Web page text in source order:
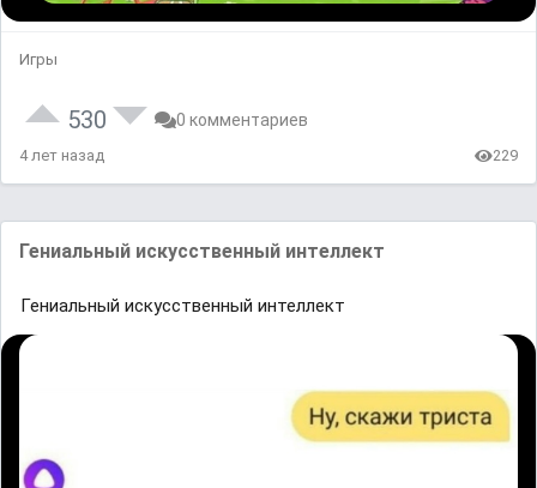
Игры
530 0 комментариев
4 лет назад 229
Гениальный искусственный интеллект
Гениальный искусственный интеллект